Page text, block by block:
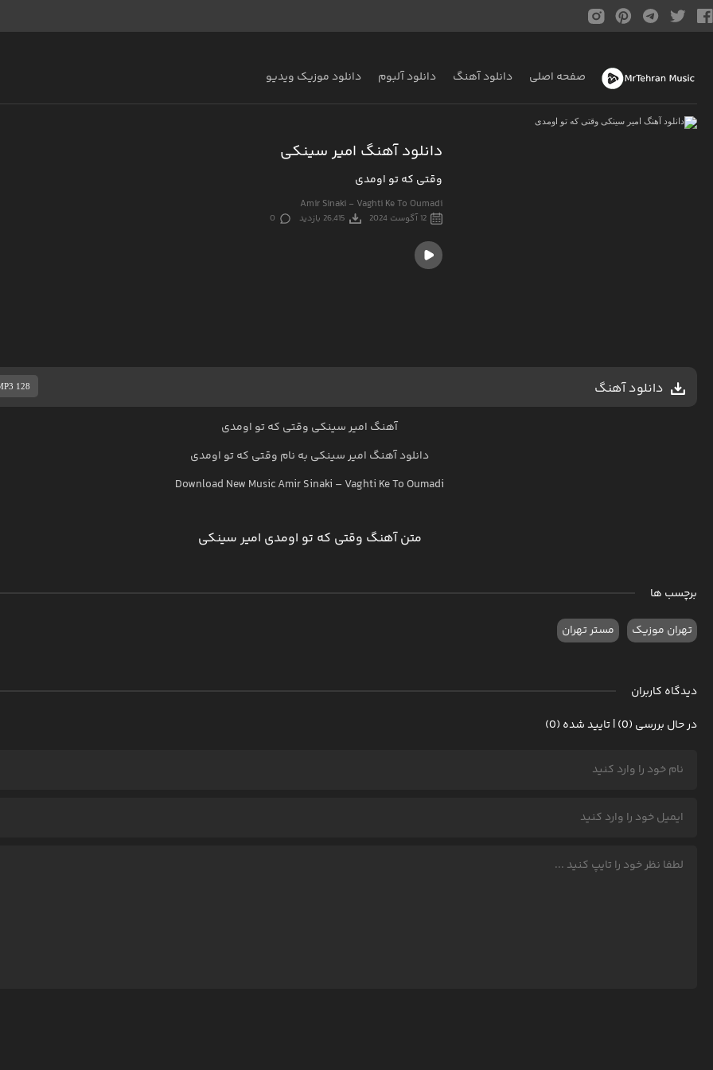
صفحه اصلی دانلود آهنگ دانلود آلبوم دانلود موزیک ویدیو
دانلود آهنگ امیر سینکی
وقتی که تو اومدی
Amir Sinaki - Vaghti Ke To Oumadi
12 آگوست 2024 26,415 بازدید 0
دانلود آهنگ 128
آهنگ امیر سینکی وقتی که تو اومدی
دانلود آهنگ امیر سینکی به نام وقتی که تو اومدی
Download New MusicAmir Sinaki – Vaghti Ke To Oumadi
متن آهنگ وقتی که تو اومدی امیر سینکی
برچسب ها
تهران موزیک مستر تهران
دیدگاه کاربران
در حال بررسی (0) | تایید شده (0)